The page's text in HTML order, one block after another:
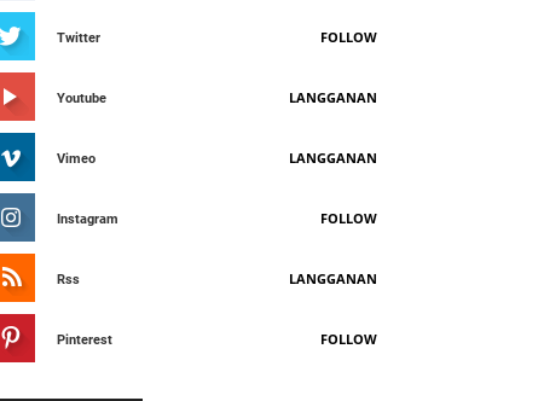
Twitter FOLLOW
Youtube LANGGANAN
Vimeo LANGGANAN
Instagram FOLLOW
Rss LANGGANAN
Pinterest FOLLOW